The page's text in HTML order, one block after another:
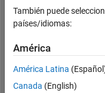
seen:
alrededor
años
hace
|
Con
También puede
países/idiomas:
América
América Latina
Canada (English)